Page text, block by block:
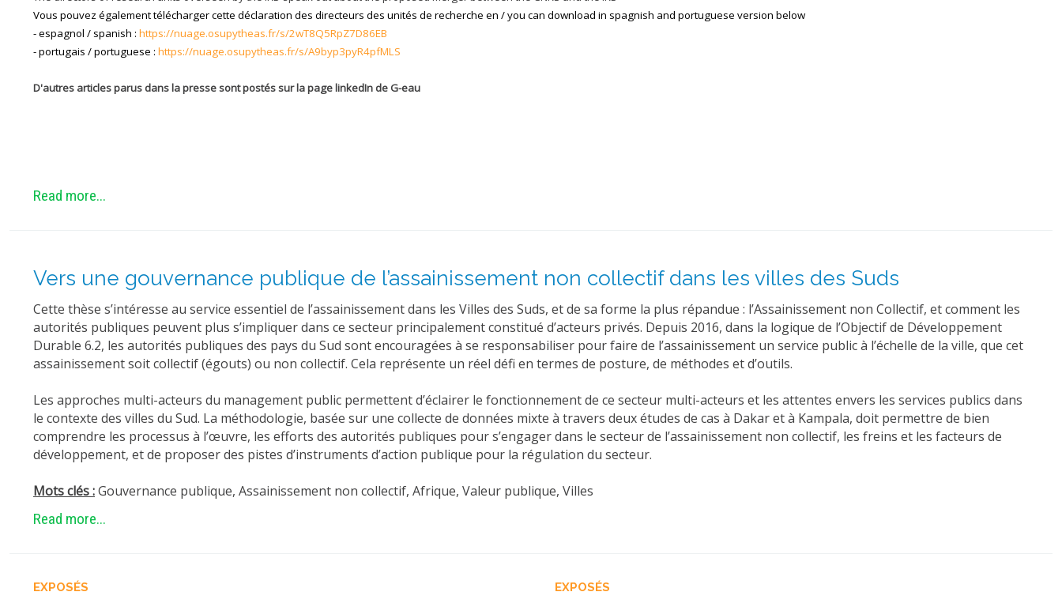
Vous pouvez également télécharger cette déclaration des directeurs des unités de recherche en / you can download in spagnish and portuguese version below
- espagnol / spanish : https://nuage.osupytheas.fr/s/2wT8Q5RpZ7D86EB
- portugais / portuguese : https://nuage.osupytheas.fr/s/A9byp3pyR4pfMLS
D'autres articles parus dans la presse sont postés sur la page linkedIn de G-eau
Read more...
Vers une gouvernance publique de l’assainissement non collectif dans les villes des Suds
Cette thèse s’intéresse au service essentiel de l’assainissement dans les Villes des Suds, et de sa forme la plus répandue : l’Assainissement non Collectif, et comment les
autorités publiques peuvent plus s’impliquer dans ce secteur principalement constitué d’acteurs privés. Depuis 2016, dans la logique de l’Objectif de Développement
Durable 6.2, les autorités publiques des pays du Sud sont encouragées à se responsabiliser pour faire de l’assainissement un service public à l’échelle de la ville, que cet
assainissement soit collectif (égouts) ou non collectif. Cela représente un réel défi en termes de posture, de méthodes et d’outils.
Les approches multi-acteurs du management public permettent d’éclairer le fonctionnement de ce secteur multi-acteurs et les attentes envers les services publics dans
le contexte des villes du Sud. La méthodologie, basée sur une collecte de données mixte à travers deux études de cas à Dakar et à Kampala, doit permettre de bien
comprendre les processus à l’œuvre, les efforts des autorités publiques pour s’engager dans le secteur de l’assainissement non collectif, les freins et les facteurs de
développement, et de proposer des pistes d’instruments d’action publique pour la régulation du secteur.
Mots clés :Gouvernance publique, Assainissement non collectif, Afrique, Valeur publique, Villes
Read more...
EXPOSÉS EXPOSÉS